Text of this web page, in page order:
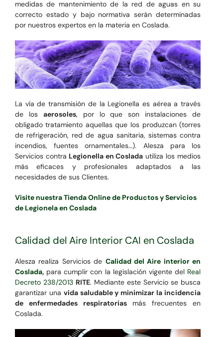
medidas de mantenimiento de la red de aguas en su
correcto estado y bajo normativa serán determinadas
por nuestros expertos en la materia en Coslada.
La vía de transmisión de la Legionella es aérea a través
de los aerosoles, por lo que son instalaciones de
obligado tratamiento aquellas que los produzcan (torres
de refrigeración, red de agua sanitaria, sistemas contra
incendios, fuentes ornamentales…). Alesza para los
Servicios contra Legionella en Coslada utiliza los medios
más eficaces y profesionales adaptados a las
necesidades de sus Clientes.
Visite nuestra Tienda Online de Productos y Servicios
de Legionela en Coslada
Calidad del Aire Interior CAI en Coslada
Alesza realiza Servicios de Calidad del Aire interior en
Coslada,para cumplir con la legislación vigente del Real
Decreto 238/2013 RITE. Mediante este Servicio se busca
garantizar una vida saludable y minimizar la incidencia
de enfermedades respiratoriasmás frecuentes en
Coslada.